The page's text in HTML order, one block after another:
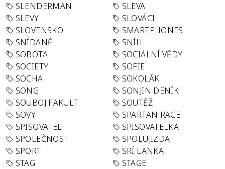
SLENDERMAN
SLEVA
SLEVY
SLOVÁCI
SLOVENSKO
SMARTPHONES
SNÍDANĚ
SNÍH
SOBOTA
SOCIÁLNÍ VĚDY
SOCIETY
SOFIE
SOCHA
SOKOLÁK
SONG
SONJIN DENÍK
SOUBOJ FAKULT
SOUTĚŽ
SOVY
SPARTAN RACE
SPISOVATEL
SPISOVATELKA
SPOLEČNOST
SPOLUJIZDA
SPORT
SRÍ LANKA
STAG
STAGE